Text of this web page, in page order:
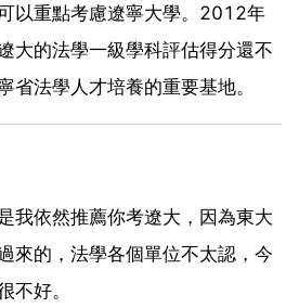
以重點考慮遼寧大學。2012年
大的法學一級學科評估得分還不
省法學人才培養的重要基地。
我依然推薦你考遼大，因為東大
來的，法學各個單位不太認，今
不好。